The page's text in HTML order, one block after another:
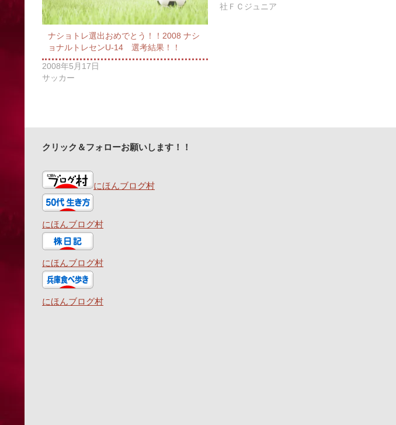
ナショトレ選出おめでとう！！2008 ナシ
ョナルトレセンU-14 選考結果！！
2008年5月17日
サッカー
社ＦＣジュニア
クリック＆フォローお願いします！！
にほんブログ村
にほんブログ村
にほんブログ村
にほんブログ村